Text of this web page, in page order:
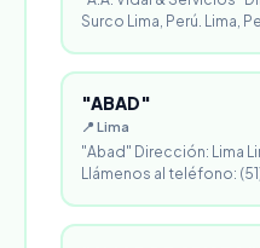
Surco Lima, Perú. Lima,
"ABAD"
📍 Lima
"Abad" Dirección: Lima
Llámenos al teléfono: